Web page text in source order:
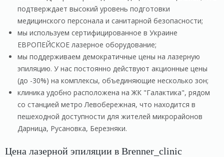
подтверждает высокий уровень подготовки
медицинского персонала и санитарной безопасности;
мы используем сертифицированное в Украине
ЕВРОПЕЙСКОЕ лазерное оборудование;
мы поддерживаем демократичные цены на лазерную
эпиляцию. У нас постоянно действуют акционные цены
(до -30%) на комплексы, объединяющие несколько зон;
клиника удобно расположена на ЖК "Галактика", рядом
со станцией метро Левобережная, что находится в
пешеходной доступности для жителей микрорайонов
Дарница, Русановка, Березняки.
Цена лазерной эпиляции в Brenner_clinic